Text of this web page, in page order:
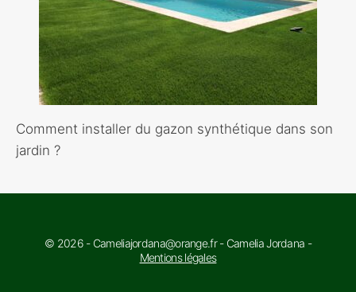
Comment installer du gazon synthétique dans son
jardin ?
© 2026 - Cameliajordana@orange.fr - Camelia Jordana -
Mentions légales